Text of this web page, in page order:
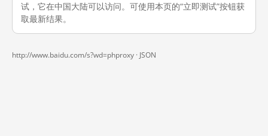
试，它在中国大陆可以访问。可使用本页的“立即测试”按钮获
取最新结果。
http://www.baidu.com/s?wd=phproxy · JSON